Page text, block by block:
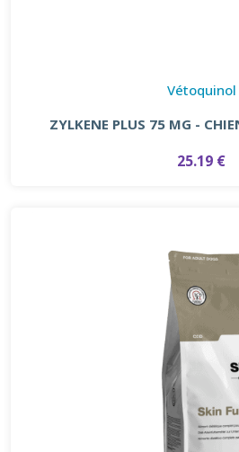
Vétoquinol
ZYLKENE PLUS 75 MG -
25.19 €